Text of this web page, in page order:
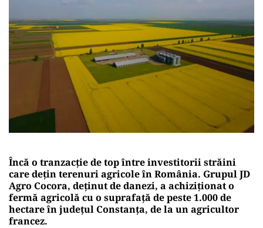
Încă o tranzacție de top între investitorii străini
care dețin terenuri agricole în România. Grupul JD
Agro Cocora, deţinut de danezi, a achiziţionat o
fermă agricolă cu o suprafaţă de peste 1.000 de
hectare în judeţul Constanţa, de la un agricultor
francez.